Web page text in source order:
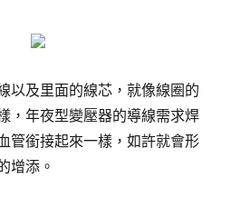
以及里面的線芯，就像線圈的
，年夜型變壓器的導線需求焊
管銜接起來一樣，如許就會形
增添。